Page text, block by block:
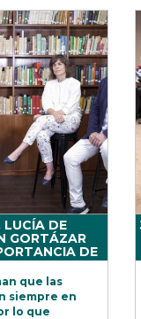
LUCÍA DE
GORTÁZAR
DE
Y
que las
siempre en
lo que